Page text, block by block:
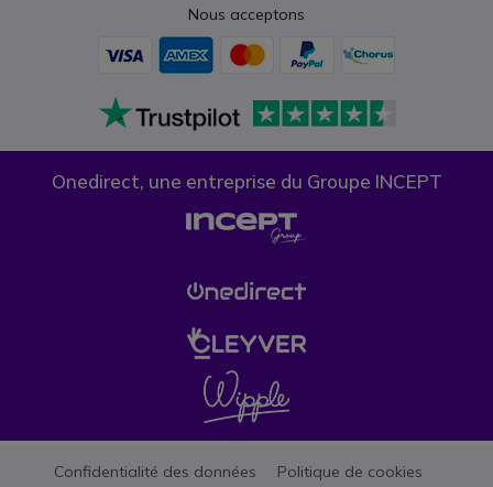
Nous acceptons
Onedirect, une entreprise du Groupe INCEPT
Confidentialité des données
Politique de cookies